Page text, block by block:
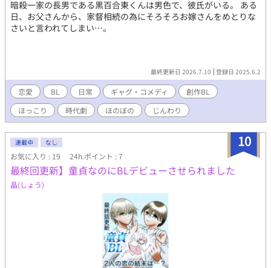
暗殺一家の長男である黒百合東くんは男色で、彼氏がいる。 ある
日、お父さんから、家督相続の為にそろそろお嫁さんをめとりな
さいと言われてしまい…。
最終更新日 2026.7.10 登録日 2025.6.2
恋愛 BL 日常 ギャグ・コメディ
創作BL
ほっこり
時代劇 ほのぼの じんわり
10
連載中 なし
お気に入り : 19 24h.ポイント : 7
最終回更新】童貞なのにBLデビューさせられました
晶(しょう)